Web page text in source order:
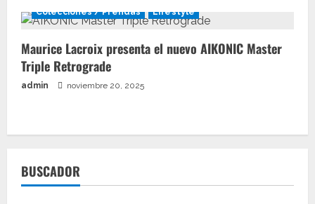
Colecciones / Prendas Lifestyle
Maurice Lacroix presenta el nuevo AIKONIC Master
Triple Retrograde
admin noviembre 20, 2025
BUSCADOR